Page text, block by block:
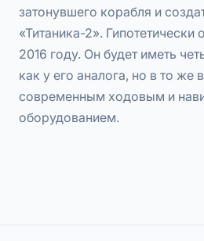
затонувшего корабля и
«Титаника-2». Гипотетически
2016 году. Он будет иметь
как у его аналога, но в то же
современным ходовым и
оборудованием.